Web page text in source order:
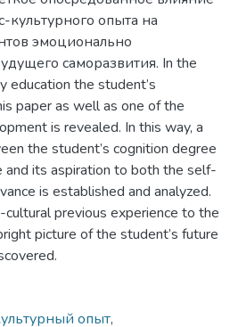
культурного опыта на
эмоционально
саморазвития. In the
education the student’s
paper as well as one of the
is revealed. In this way, a
the student’s cognition degree
and its aspiration to both the self-
is established and analyzed.
previous experience to the
picture of the student’s future
опыт,